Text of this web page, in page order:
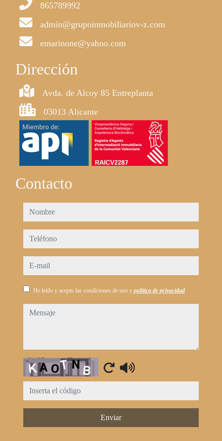
865789992
admin@grupoinmobiliariov-z.com
emarinone@yahoo.com
Dirección
Avda. de Alcoy 85 Entreplanta
03013 Alicante
Contacto
nombre
teléfono
e-mail
He leído y acepto las condiciones de uso y política de privacidad
mensaje
Captcha
Enviar